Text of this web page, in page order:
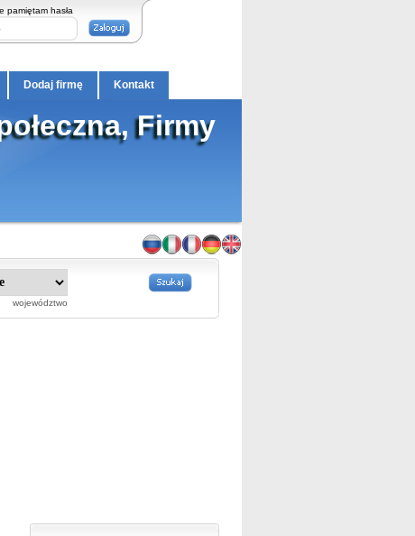
pamiętam hasła
Dodaj firmę Kontakt
Firmy
województwo